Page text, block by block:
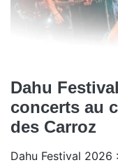
Dahu
concerts au
des Carroz
Dahu Festival